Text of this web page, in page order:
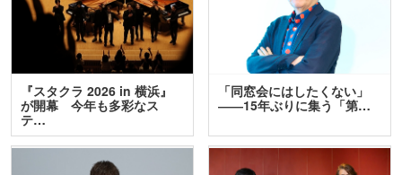
『スタクラ 2026 in 横浜』
が開幕 今年も多彩なス
テ…
「同窓会にはしたくない」
――15年ぶりに集う「第…